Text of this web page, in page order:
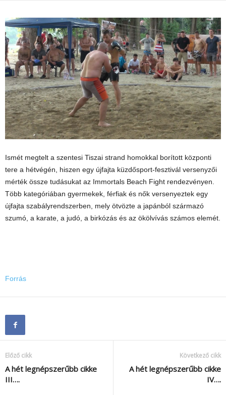
Ismét megtelt a szentesi Tiszai strand homokkal borított központi
tere a hétvégén, hiszen egy újfajta küzdősport-fesztivál versenyzői
mérték össze tudásukat az Immortals Beach Fight rendezvényen.
Több kategóriában gyermekek, férfiak és nők versenyeztek egy
újfajta szabályrendszerben, mely ötvözte a japánból származó
szumó, a karate, a judó, a birkózás és az ökölvívás számos elemét.
Forrás
Előző cikk
A hét legnépszerűbb cikke
III….
Következő cikk
A hét legnépszerűbb cikke
IV….